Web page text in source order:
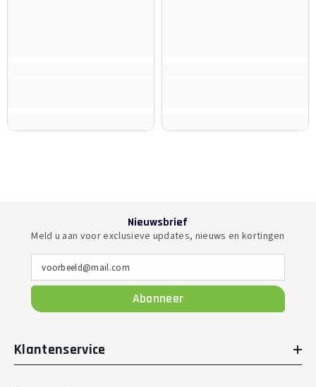
Nieuwsbrief
Meld u aan voor exclusieve updates, nieuws en kortingen
voorbeeld@mail.com
Abonneer
Klantenservice